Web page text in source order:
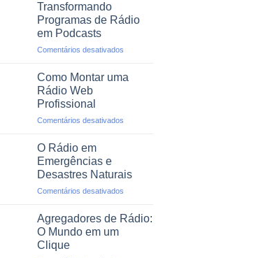
WhatsApp:
O
Transformando
Programas de Rádio
em Podcasts
Comentários desativados
Como Montar uma
Rádio Web
Profissional
Comentários desativados
Web
O Rádio em
Emergências e
Desastres Naturais
Comentários desativados
Rádio
Agregadores de Rádio:
O Mundo em um
Clique